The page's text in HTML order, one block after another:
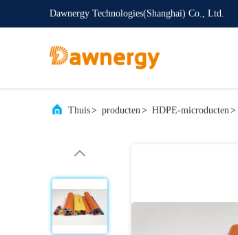
Dawnergy Technologies(Shanghai) Co., Ltd.
Thuis> producten> HDPE-microducten>